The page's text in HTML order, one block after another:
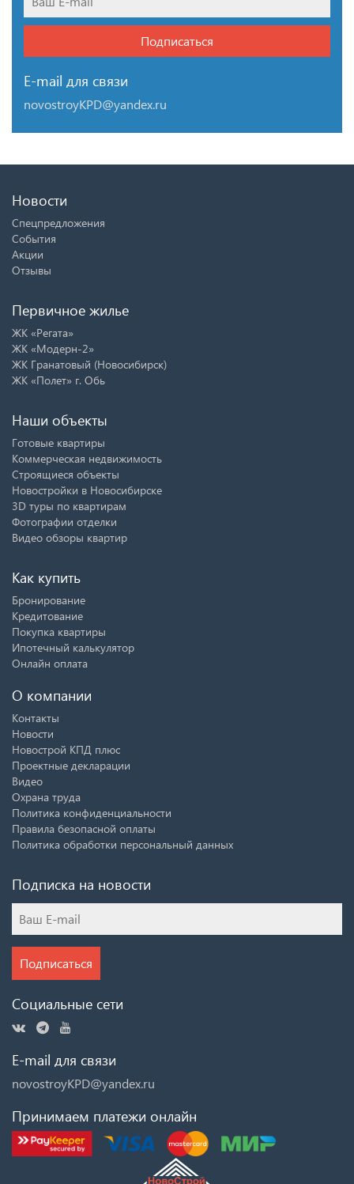
Подписаться
E-mail для связи
novostroyKPD@yandex.ru
Новости
Спецпредложения
События
Акции
Отзывы
Первичное жилье
ЖК «Регата»
ЖК «Модерн-2»
ЖК Гранатовый (Новосибирск)
ЖК «Полет» г. Обь
Наши объекты
Готовые квартиры
Коммерческая недвижимость
Строящиеся объекты
Новостройки в Новосибирске
3D туры по квартирам
Фотографии отделки
Видео обзоры квартир
Как купить
Бронирование
Кредитование
Покупка квартиры
Ипотечный калькулятор
Онлайн оплата
О компании
Контакты
Новости
Новострой КПД плюс
Проектные декларации
Видео
Охрана труда
Политика конфиденциальности
Правила безопасной оплаты
Политика обработки персональный данных
Подписка на новости
Подписаться
Социальные сети
E-mail для связи
novostroyKPD@yandex.ru
Принимаем платежи онлайн